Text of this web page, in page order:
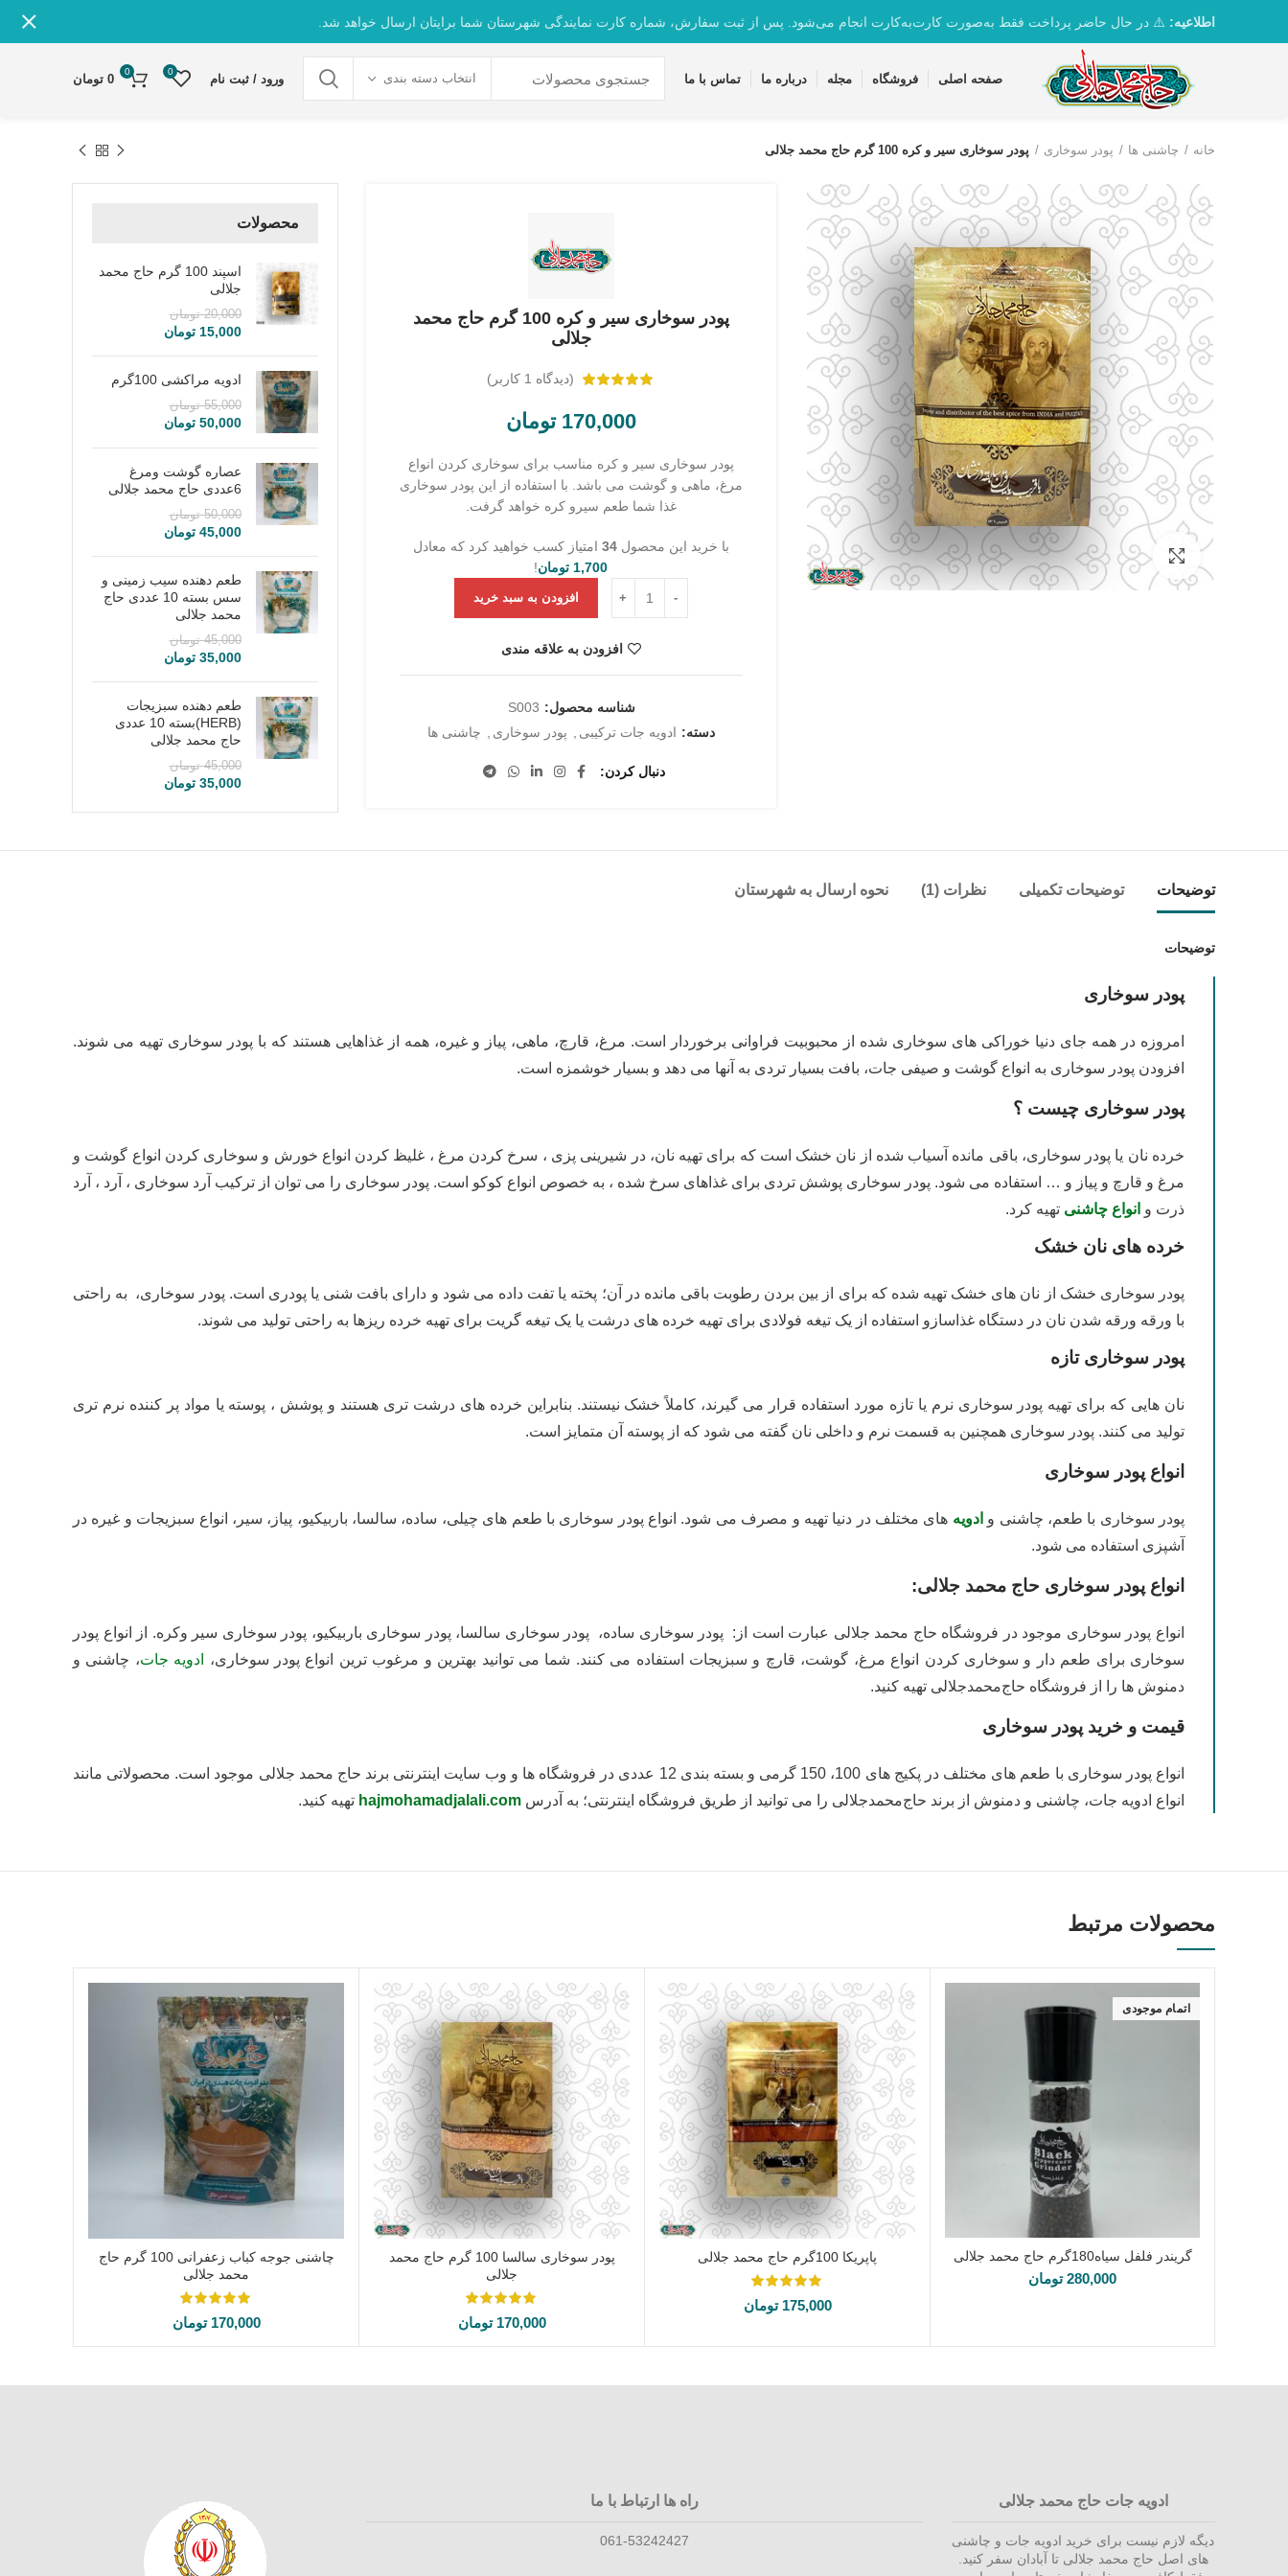
تماس با واحد پشتیبانی 09361163082
صفحه اصلی فروشگاه مجله درباره ما تماس با ما انتخاب دسته بندی ورود / ثبت نام 0
0
0 تومان
خانه چاشنی ها پودر سوخاری پودر سوخاری سیر و کره 100 گرم حاج محمد جلالی
بزرگنمایی تصویر
پودر سوخاری سیر و کره 100 گرم حاج محمد
جلالی
(دیدگاه 1 کاربر)
170,000 تومان
پودر سوخاری سیر و کره مناسب برای سوخاری کردن انواع
مرغ، ماهی و گوشت می باشد. با استفاده از این پودر سوخاری
غذا شما طعم سیرو کره خواهد گرفت.
با خرید این محصول34 امتیاز کسب خواهید کرد که معادل
1,700 تومان!
پودر سوخاری سیر و کره 100 گرم حاج محمد جلالی عدد
افزودن به سبد خرید
افزودن به علاقه مندی
شناسه محصول: S003
دسته: ادویه جات ترکیبی , پودر سوخاری , چاشنی ها
دنبال کردن
محصولات
اسپند 100 گرم حاج محمد
جلالی
20,000 تومان
15,000 تومان
ادویه مراکشی 100گرم
55,000 تومان
50,000 تومان
عصاره گوشت ومرغ
6عددی حاج محمد جلالی
50,000 تومان
45,000 تومان
طعم دهنده سیب زمینی و
سس بسته 10 عددی حاج
محمد جلالی
45,000 تومان
35,000 تومان
طعم دهنده سبزیجات
(HERB)بسته 10 عددی
حاج محمد جلالی
45,000 تومان
35,000 تومان
توضیحات توضیحات تکمیلی نظرات (1) نحوه ارسال به شهرستان
توضیحات
پودر سوخاری
امروزه در همه جای دنیا خوراکی های سوخاری شده از محبوبیت فراوانی برخوردار است. مرغ، قارچ، ماهی، پیاز و غیره، همه از غذاهایی هستند که با پودر سوخاری تهیه می شوند.
افزودن پودر سوخاری به انواع گوشت و صیفی جات، بافت بسیار تردی به آنها می دهد و بسیار خوشمزه است.
پودر سوخاری چیست ؟
خرده نان یا پودر سوخاری، باقی مانده آسیاب شده از نان خشک است که برای تهیه نان، در شیرینی پزی ، سرخ کردن مرغ ، غلیظ کردن انواع خورش و سوخاری کردن انواع گوشت و
مرغ و قارچ و پیاز و … استفاده می شود. پودر سوخاری پوشش تردی برای غذاهای سرخ شده ، به خصوص انواع کوکو است. پودر سوخاری را می توان از ترکیب آرد سوخاری ، آرد ، آرد
ذرت و انواع چاشنی تهیه کرد.
خرده های نان خشک
پودر سوخاری خشک از نان های خشک تهیه شده که برای از بین بردن رطوبت باقی مانده در آن؛ پخته یا تفت داده می شود و دارای بافت شنی یا پودری است. پودر سوخاری، به راحتی
با ورقه ورقه شدن نان در دستگاه غذاسازو استفاده از یک تیغه فولادی برای تهیه خرده های درشت یا یک تیغه گریت برای تهیه خرده ریزها به راحتی تولید می شوند.
پودر سوخاری تازه
نان هایی که برای تهیه پودر سوخاری نرم یا تازه مورد استفاده قرار می گیرند، کاملاً خشک نیستند. بنابراین خرده های درشت تری هستند و پوشش ، پوسته یا مواد پر کننده نرم تری
تولید می کنند. پودر سوخاری همچنین به قسمت نرم و داخلی نان گفته می شود که از پوسته آن متمایز است.
انواع پودر سوخاری
پودر سوخاری با طعم، چاشنی و ادویه های مختلف در دنیا تهیه و مصرف می شود. انواع پودر سوخاری با طعم های چیلی، ساده، سالسا، باربیکیو، پیاز، سیر، انواع سبزیجات و غیره در
آشپزی استفاده می شود.
انواع پودر سوخاری حاج محمد جلالی:
انواع پودر سوخاری موجود در فروشگاه حاج محمد جلالی عبارت است از: پودر سوخاری ساده، پودر سوخاری سالسا، پودر سوخاری باربیکیو، پودر سوخاری سیر وکره. از انواع پودر
سوخاری برای طعم دار و سوخاری کردن انواع مرغ، گوشت، قارچ و سبزیجات استفاده می کنند. شما می توانید بهترین و مرغوب ترین انواع پودر سوخاری،
ادویه جات، چاشنی و
دمنوش ها را از فروشگاه حاج‌محمدجلالی تهیه کنید.
قیمت و خرید پودر سوخاری
انواع پودر سوخاری با طعم های مختلف در پکیج های 100، 150 گرمی و بسته بندی 12 عددی در فروشگاه ها و وب سایت اینترنتی برند حاج محمد جلالی موجود است. محصولاتی مانند
انواع ادویه جات، چاشنی و دمنوش از برند حاج‌محمدجلالی را می توانید از طریق فروشگاه اینترنتی؛ به آدرس hajmohamadjalali.com تهیه کنید.
محصولات مرتبط
اتمام موجودی
اطلاعات بیشترگریندر فلفل سیاه180گرم حاج محمد جلالی
280,000 تومان
افزودن به سبد خرید پاپریکا 100گرم حاج محمد جلالی
175,000 تومان
افزودن به سبد خریدپودر سوخاری سالسا 100 گرم حاج محمد
جلالی
170,000 تومان
افزودن به سبد خرید
چاشنی جوجه کباب زعفرانی 100 گرم حاج
محمد جلالی
170,000 تومان
راه ها ارتباط با ما
061-53242427
ادویه جات حاج محمد جلالی
دیگه لازم نیست برای خرید ادویه جات و چاشنی
های اصل حاج محمد جلالی تا آبادان سفر کنید.
اطلاعیه: ⚠️ در حال حاضر پرداخت فقط به‌صورت کارت‌به‌کارت انجام می‌شود. پس از ثبت سفارش، شماره کارت نمایندگی شهرستان شما برایتان ارسال خواهد شد.